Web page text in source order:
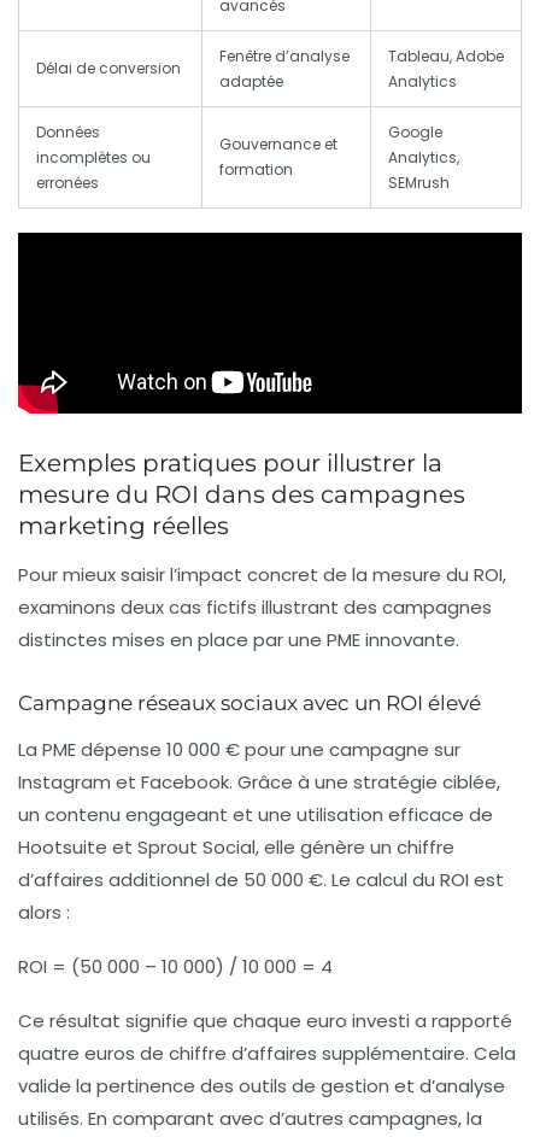
avancés
Délai de conversion
Fenêtre d’analyse
adaptée
Tableau, Adobe
Analytics
Données
incomplètes ou
erronées
Gouvernance et
formation
Google
Analytics,
SEMrush
Exemples pratiques pour illustrer la
mesure du ROI dans des campagnes
marketing réelles
Pour mieux saisir l’impact concret de la mesure du ROI,
examinons deux cas fictifs illustrant des campagnes
distinctes mises en place par une PME innovante.
Campagne réseaux sociaux avec un ROI élevé
La PME dépense 10 000 € pour une campagne sur
Instagram et Facebook. Grâce à une stratégie ciblée,
un contenu engageant et une utilisation efficace de
Hootsuite et Sprout Social, elle génère un chiffre
d’affaires additionnel de 50 000 €. Le calcul du ROI est
alors :
ROI = (50 000 – 10 000) / 10 000 = 4
Ce résultat signifie que chaque euro investi a rapporté
quatre euros de chiffre d’affaires supplémentaire. Cela
valide la pertinence des outils de gestion et d’analyse
utilisés. En comparant avec d’autres campagnes, la